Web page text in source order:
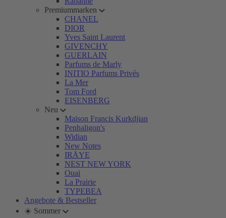
Premiummarken
CHANEL
DIOR
Yves Saint Laurent
GIVENCHY
GUERLAIN
Parfums de Marly
INITIO Parfums Privés
La Mer
Tom Ford
EISENBERG
Neu
Maison Francis Kurkdjian
Penhaligon's
Widian
New Notes
IRÄYE
NEST NEW YORK
Ouai
La Prairie
TYPEBEA
Angebote & Bestseller
☀️ Sommer